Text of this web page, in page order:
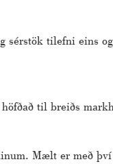
tilefni eins
til breiðs
Mælt er með